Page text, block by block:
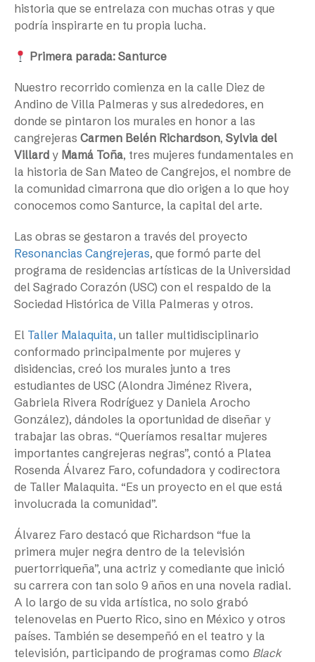
historia que se entrelaza con muchas otras y que
podría inspirarte en tu propia lucha.
Primera parada: Santurce
Nuestro recorrido comienza en la calle Diez de
Andino de Villa Palmeras y sus alrededores, en
donde se pintaron los murales en honor a las
cangrejeras Carmen Belén Richardson, Sylvia del
Villard y Mamá Toña, tres mujeres fundamentales en
la historia de San Mateo de Cangrejos, el nombre de
la comunidad cimarrona que dio origen a lo que hoy
conocemos como Santurce, la capital del arte.
Las obras se gestaron a través del proyecto
Resonancias Cangrejeras, que formó parte del
programa de residencias artísticas de la Universidad
del Sagrado Corazón (USC) con el respaldo de la
Sociedad Histórica de Villa Palmeras y otros.
El Taller Malaquita, un taller multidisciplinario
conformado principalmente por mujeres y
disidencias, creó los murales junto a tres
estudiantes de USC (Alondra Jiménez Rivera,
Gabriela Rivera Rodríguez y Daniela Arocho
González), dándoles la oportunidad de diseñar y
trabajar las obras. “Queríamos resaltar mujeres
importantes cangrejeras negras”, contó a Platea
Rosenda Álvarez Faro, cofundadora y codirectora
de Taller Malaquita. “Es un proyecto en el que está
involucrada la comunidad”.
Álvarez Faro destacó que Richardson “fue la
primera mujer negra dentro de la televisión
puertorriqueña”, una actriz y comediante que inició
su carrera con tan solo 9 años en una novela radial.
A lo largo de su vida artística, no solo grabó
telenovelas en Puerto Rico, sino en México y otros
países. También se desempeñó en el teatro y la
televisión, participando de programas como Black